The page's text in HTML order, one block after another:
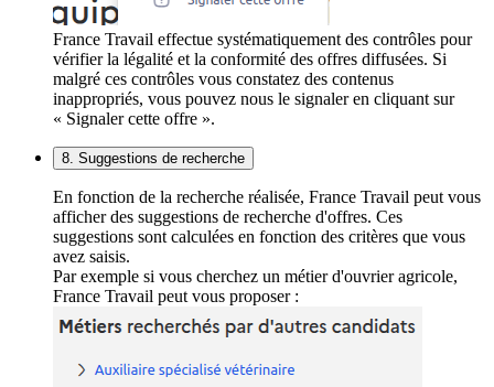
France Travail effectue systématiquement des contrôles pour
vérifier la légalité et la conformité des offres diffusées. Si
malgré ces contrôles vous constatez des contenus
inappropriés, vous pouvez nous le signaler en cliquant sur
« Signaler cette offre ».
8. Suggestions de recherche
En fonction de la recherche réalisée, France Travail peut vous
afficher des suggestions de recherche d'offres. Ces
suggestions sont calculées en fonction des critères que vous
avez saisis.
Par exemple si vous cherchez un métier d'ouvrier agricole,
France Travail peut vous proposer :